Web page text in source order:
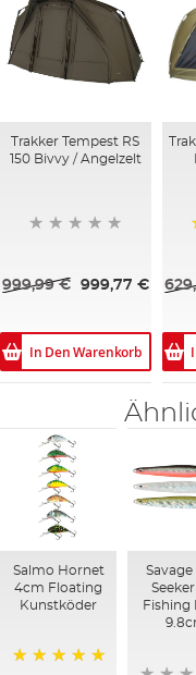
Trakker Tempest RS
150 Bivvy / Angelzelt
999,99 € 999,77 €
In Den Warenkorb
Salmo Hornet
4cm Floating
Kunstköder
Savage
Seeker
Fishing